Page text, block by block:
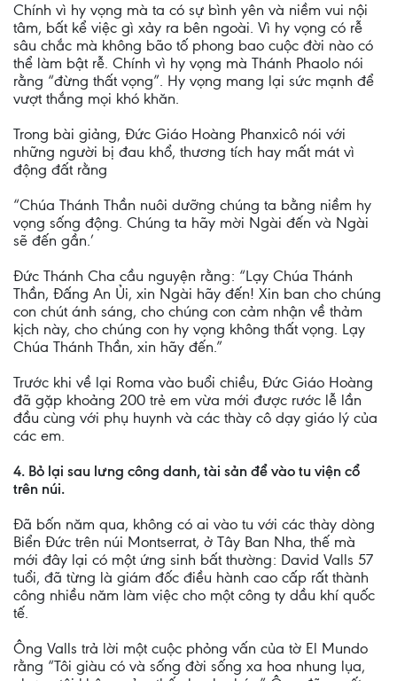
Chính vì hy vọng mà ta có sự bình yên và niềm vui nội
tâm, bất kể việc gì xảy ra bên ngoài. Vì hy vọng có rễ
sâu chắc mà không bão tố phong bao cuộc đời nào có
thể làm bật rễ. Chính vì hy vọng mà Thánh Phaolo nói
rằng “đừng thất vọng”. Hy vọng mang lại sức mạnh để
vượt thắng mọi khó khăn.
Trong bài giảng, Đức Giáo Hoàng Phanxicô nói với
những người bị đau khổ, thương tích hay mất mát vì
động đất rằng
“Chúa Thánh Thần nuôi dưỡng chúng ta bằng niềm hy
vọng sống động. Chúng ta hãy mời Ngài đến và Ngài
sẽ đến gần.’
Đức Thánh Cha cầu nguyện rằng: “Lạy Chúa Thánh
Thần, Đấng An Ủi, xin Ngài hãy đến! Xin ban cho chúng
con chút ánh sáng, cho chúng con cảm nhận về thảm
kịch này, cho chúng con hy vọng không thất vọng. Lạy
Chúa Thánh Thần, xin hãy đến.”
Trước khi về lại Roma vào buổi chiều, Đức Giáo Hoàng
đã gặp khoảng 200 trẻ em vừa mới được rước lễ lần
đầu cùng với phụ huynh và các thày cô dạy giáo lý của
các em.
4. Bỏ lại sau lưng công danh, tài sản để vào tu viện cổ
trên núi.
Đã bốn năm qua, không có ai vào tu với các thày dòng
Biển Đức trên núi Montserrat, ở Tây Ban Nha, thế mà
mới đây lại có một ứng sinh bất thường: David Valls 57
tuổi, đã từng là giám đốc điều hành cao cấp rất thành
công nhiều năm làm việc cho một công ty dầu khí quốc
tế.
Ông Valls trả lời một cuộc phỏng vấn của tờ El Mundo
rằng “Tôi giàu có và sống đời sống xa hoa nhung lụa,